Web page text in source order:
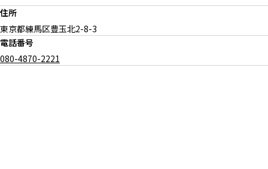
住所
東京都練馬区豊玉北2-8-3
電話番号
080-4870-2221